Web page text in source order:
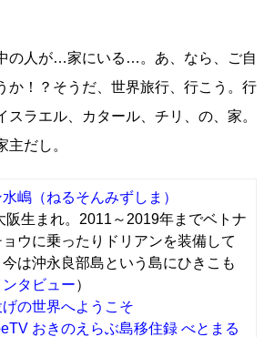
の人が…家にいる…。あ、なら、ご自
か！？そうだ、世界旅行、行こう。行
スラエル、カタール、チリ、の、家。
主だし。
水嶋 （ねるそんみずしま）
阪生まれ。2011～2019年までベトナ
ョウに乗ったりドリアンを装備して
今は沖永良部島という島にひきこも
タビュー）
げの世界へようこそ
おきのえらぶ島移住録 べとまる